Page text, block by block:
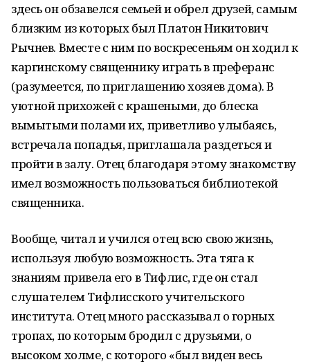
здесь он обзавелся семьей и обрел друзей, самым
близким из которых был Платон Никитович
Рычнев. Вместе с ним по воскресеньям он ходил к
каргинскому священнику играть в преферанс
(разумеется, по приглашению хозяев дома). В
уютной прихожей с крашеными, до блеска
вымытыми полами их, приветливо улыбаясь,
встречала попадья, приглашала раздеться и
пройти в залу. Отец благодаря этому знакомству
имел возможность пользоваться библиотекой
священника.
Вообще, читал и учился отец всю свою жизнь,
используя любую возможность. Эта тяга к
знаниям привела его в Тифлис, где он стал
слушателем Тифлисского учительского
института. Отец много рассказывал о горных
тропах, по которым бродил с друзьями, о
высоком холме, с которого «был виден весь